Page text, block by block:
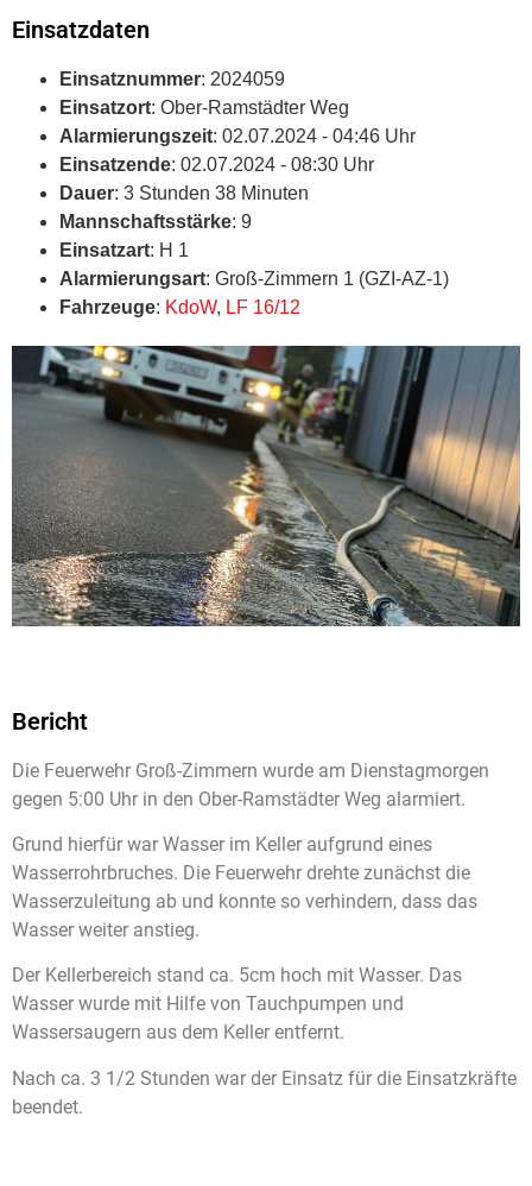
Einsatzdaten
Einsatznummer: 2024059
Einsatzort: Ober-Ramstädter Weg
Alarmierungszeit: 02.07.2024 - 04:46 Uhr
Einsatzende: 02.07.2024 - 08:30 Uhr
Dauer: 3 Stunden 38 Minuten
Mannschaftsstärke: 9
Einsatzart: H 1
Alarmierungsart: Groß-Zimmern 1 (GZI-AZ-1)
Fahrzeuge: KdoW, LF 16/12
Bericht
Die Feuerwehr Groß-Zimmern wurde am Dienstagmorgen
gegen 5:00 Uhr in den Ober-Ramstädter Weg alarmiert.
Grund hierfür war Wasser im Keller aufgrund eines
Wasserrohrbruches. Die Feuerwehr drehte zunächst die
Wasserzuleitung ab und konnte so verhindern, dass das
Wasser weiter anstieg.
Der Kellerbereich stand ca. 5cm hoch mit Wasser. Das
Wasser wurde mit Hilfe von Tauchpumpen und
Wassersaugern aus dem Keller entfernt.
Nach ca. 3 1/2 Stunden war der Einsatz für die Einsatzkräfte
beendet.